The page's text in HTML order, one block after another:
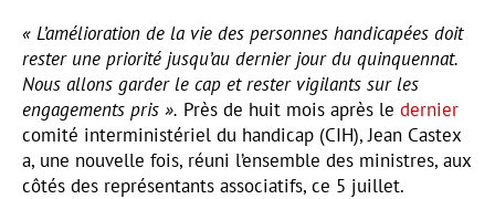
« L’amélioration de la vie des personnes handicapées doit
rester une priorité jusqu’au dernier jour du quinquennat.
Nous allons garder le cap et rester vigilants sur les
engagements pris ». Près de huit mois après le dernier
comité interministériel du handicap (CIH), Jean Castex
a, une nouvelle fois, réuni l’ensemble des ministres, aux
côtés des représentants associatifs, ce 5 juillet.